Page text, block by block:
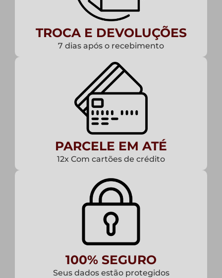
TROCA E DEVOLUÇÕES
7 dias após o recebimento
PARCELE EM ATÉ
12x Com cartões de crédito
100% SEGURO
Seus dados estão protegidos